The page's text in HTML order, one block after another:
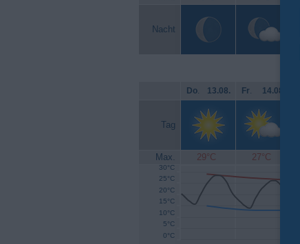
Nacht
Do. 13.08. Fr. 14.08.
Tag
Max. 29°C 27°C
0°C
5°C
10°C
15°C
20°C
25°C
30°C